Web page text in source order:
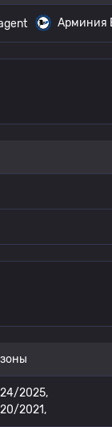
Арминия
2025,
2021,